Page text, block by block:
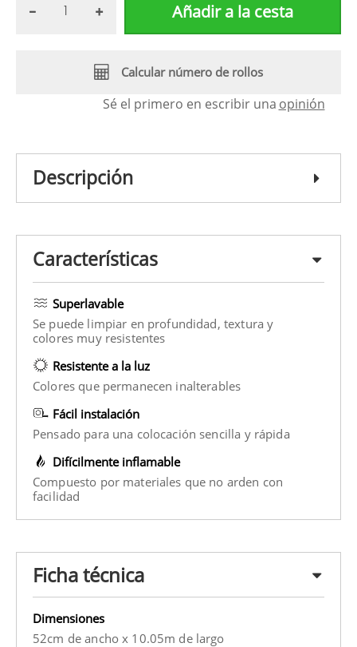
Añadir a la cesta
Calcular número de rollos
Sé el primero en escribir una opinión
Descripción
Características
Superlavable
Se puede limpiar en profundidad, textura y
colores muy resistentes
Resistente a la luz
Colores que permanecen inalterables
Fácil instalación
Pensado para una colocación sencilla y rápida
Difícilmente inflamable
Compuesto por materiales que no arden con
facilidad
Ficha técnica
Dimensiones
52cm de ancho x 10.05m de largo